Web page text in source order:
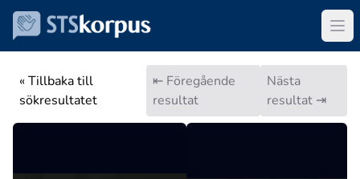
« Tillbaka till
sökresultatet
⇤ Föregående
resultat
Nästa
resultat ⇥